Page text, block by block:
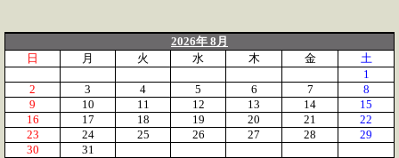
2026年 8月
日
月 火 水 木 金
土
1
2
3 4 5 6 7
8
9
10 11 12 13 14
15
16
17 18 19 20 21
22
23
24 25 26 27 28
29
30
31